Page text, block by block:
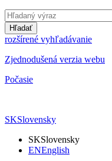
Hľadať
rozšírené vyhľadávanie
Zjednodušená verzia webu
Počasie
SKSlovensky
SKSlovensky
ENEnglish